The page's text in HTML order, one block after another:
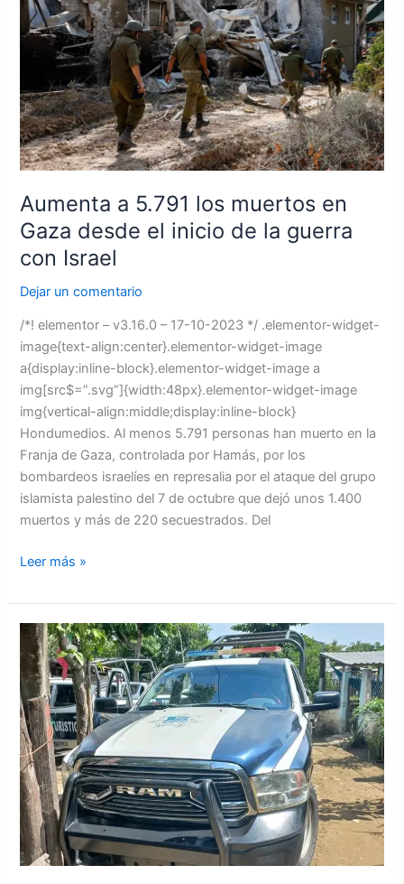
Aumenta a 5.791 los muertos en
Gaza desde el inicio de la guerra
con Israel
Dejar un comentario
/*! elementor – v3.16.0 – 17-10-2023 */ .elementor-widget-
image{text-align:center}.elementor-widget-image
a{display:inline-block}.elementor-widget-image a
img[src$=”.svg”]{width:48px}.elementor-widget-image
img{vertical-align:middle;display:inline-block}
Hondumedios. Al menos 5.791 personas han muerto en la
Franja de Gaza, controlada por Hamás, por los
bombardeos israelíes en represalia por el ataque del grupo
islamista palestino del 7 de octubre que dejó unos 1.400
muertos y más de 220 secuestrados. Del
muertos
en
Gaza
desde
el
inicio
de
la
con
Israel
Leer más »
Asesinan
al
secretario
de
Seguridad
y
10
policías
municipales
de
Coyuca